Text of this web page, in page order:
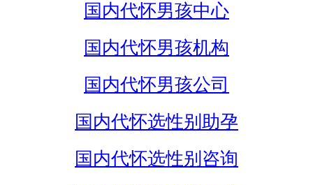
国内代怀男孩中心
国内代怀男孩机构
国内代怀男孩公司
国内代怀选性别助孕
国内代怀选性别咨询